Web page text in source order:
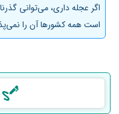
اگر عجله داری، می‌توانی
است همه کشورها آن را